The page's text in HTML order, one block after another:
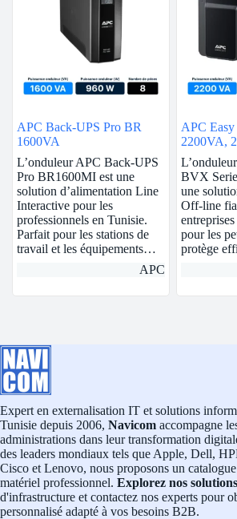
APC Back-UPS Pro BR
1600VA
L’onduleur APC Back-UPS
Pro BR1600MI est une
solution d’alimentation Line
Interactive pour les
professionnels en Tunisie.
Parfait pour les stations de
travail et les équipements…
APC
APC
2200VA,
BVX
une
Off-line
pour les
protège
Expert en externalisation IT et solutions
Tunisie depuis 2006, Navicom accompagne
administrations dans leur transformation
des leaders mondiaux tels que Apple, Dell,
Cisco et Lenovo, nous proposons un
matériel professionnel. Explorez nos solutions
d'infrastructure et contactez nos experts pour
personnalisé adapté à vos besoins B2B.